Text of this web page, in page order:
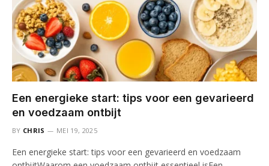
Een energieke start: tips voor een gevarieerd
en voedzaam ontbijt
BY CHRIS MEI 19, 2025
Een energieke start: tips voor een gevarieerd en voedzaam